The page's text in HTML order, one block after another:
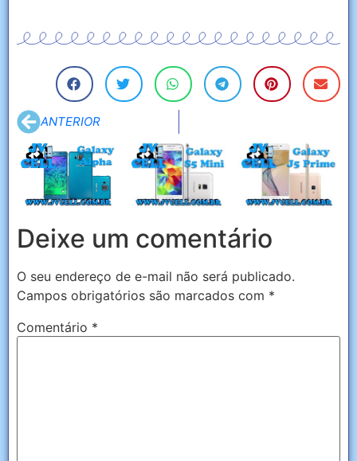
ANTERIOR
Deixe um comentário
O seu endereço de e-mail não será publicado.
Campos obrigatórios são marcados com *
Comentário *